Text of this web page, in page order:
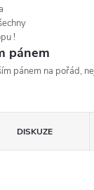
!
pánem
pánem na pořád,
DISKUZE